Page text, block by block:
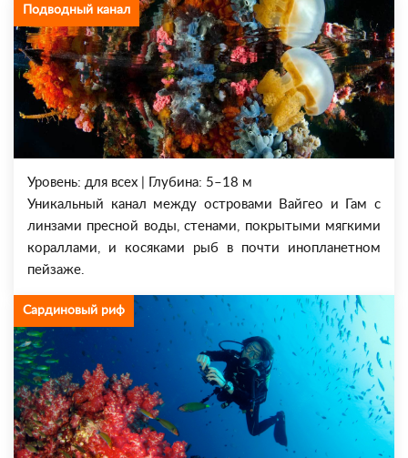
Подводный канал
Уровень: для всех | Глубина: 5–18 м
Уникальный канал между островами Вайгео и Гам с
линзами пресной воды, стенами, покрытыми мягкими
кораллами, и косяками рыб в почти инопланетном
пейзаже.
Сардиновый риф